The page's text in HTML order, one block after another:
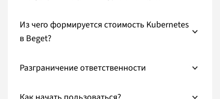
Из чего формируется стоимость Kubernetes
в Beget?
Разграничение ответственности